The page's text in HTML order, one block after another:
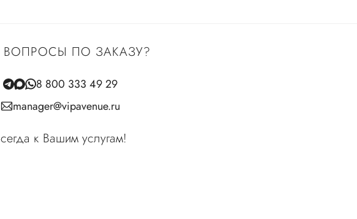
ВОПРОСЫ ПО ЗАКАЗУ?
8 800 333 49 29
manager@vipavenue.ru
к Вашим услугам!